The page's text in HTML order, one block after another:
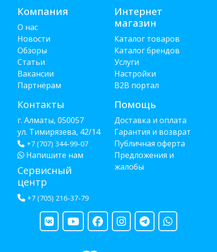
Компания
О нас
Новости
Обзоры
Статьи
Вакансии
Партнёрам
Контакты
г. Алматы, 050057
ул. Тимирязева, 42/14
+7 (707) 344-99-07
Напишите нам
Сервисный
центр
+7 (705) 216-37-79
Интернет
магазин
Каталог товаров
Каталог брендов
Услуги
Настройки
B2B портал
Помощь
Доставка и оплата
Гарантия и возврат
Публичная оферта
Предложения и
жалобы